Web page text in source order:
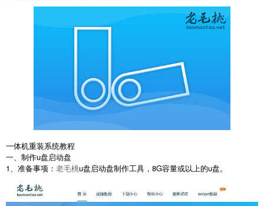
一体机重装系统教程
一、制作u盘启动盘
1、准备事项： 老毛桃u盘启动盘制作工具，8G容量或以上的u盘。